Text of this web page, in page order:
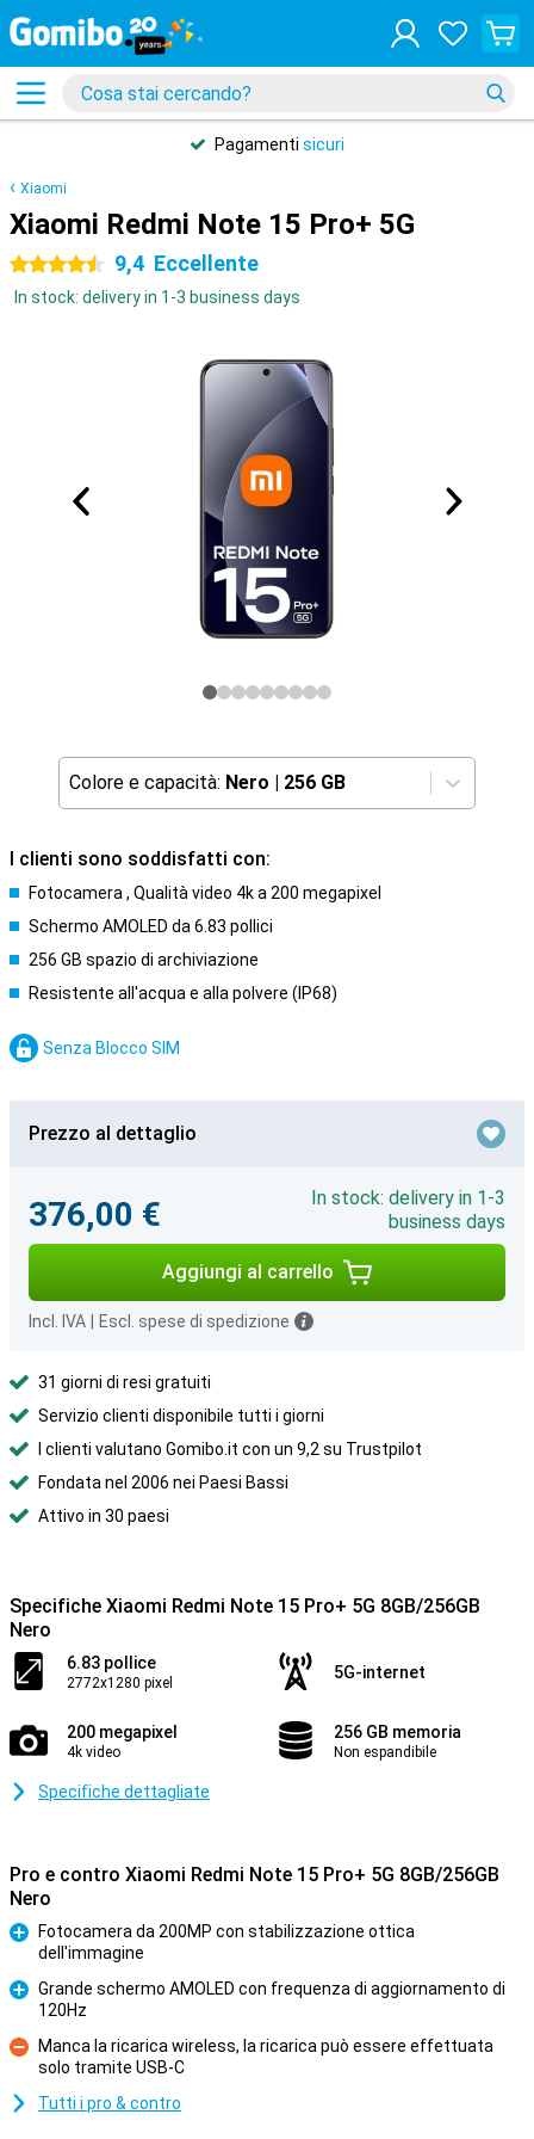
Pagamenti sicuri
Xiaomi
Xiaomi Redmi Note 15 Pro+ 5G
4.5 stelle 9,4 Eccellente
In stock: delivery in 1-3 business days
Colore e capacità: Nero | 256 GB
I clienti sono soddisfatti con:
Fotocamera , Qualità video 4k a 200 megapixel
Schermo AMOLED da 6.83 pollici
256 GB spazio di archiviazione
Resistente all'acqua e alla polvere (IP68)
Senza Blocco SIM
Prezzo al dettaglio
376,00 €
In stock: delivery in 1-3
business days
Aggiungi al carrello
Incl. IVA Escl. spese di spedizione
31 giorni di resi gratuiti
Servizio clienti disponibile tutti i giorni
I clienti valutano Gomibo.it con un 9,2 su Trustpilot
Fondata nel 2006 nei Paesi Bassi
Attivo in 30 paesi
Specifiche Xiaomi Redmi Note 15 Pro+ 5G 8GB/256GB
Nero
6.83 pollice
2772x1280 pixel
5G-internet
200 megapixel
4k video
256 GB memoria
Non espandibile
Specifiche dettagliate
Pro e contro Xiaomi Redmi Note 15 Pro+ 5G 8GB/256GB
Nero
Fotocamera da 200MP con stabilizzazione ottica
dell'immagine
Grande schermo AMOLED con frequenza di aggiornamento di
120Hz
Contro
Manca la ricarica wireless, la ricarica può essere effettuata
solo tramite USB-C
Tutti i pro & contro